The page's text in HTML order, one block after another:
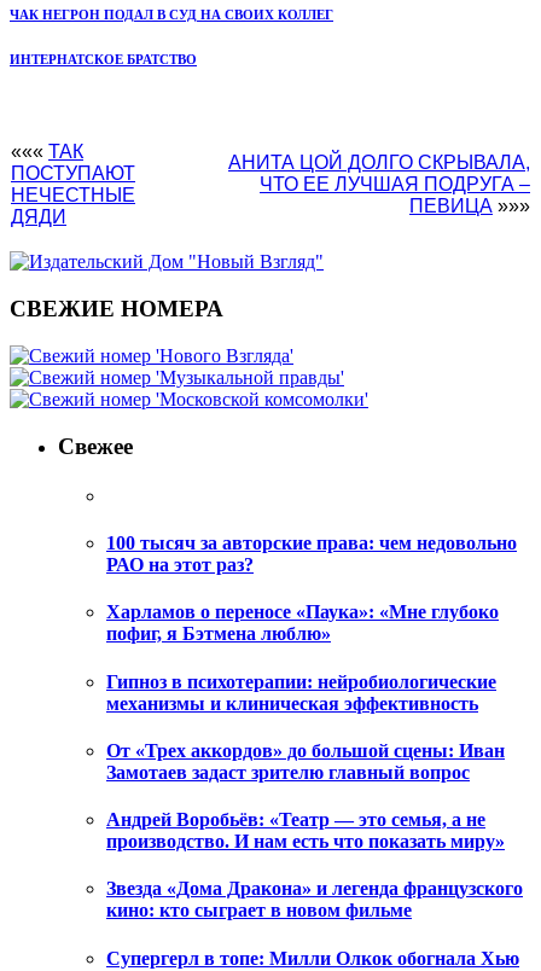
ЧАК НЕГРОН ПОДАЛ В СУД НА СВОИХ КОЛЛЕГ
ИНТЕРНАТСКОЕ БРАТСТВО
««« ТАК
ПОСТУПАЮТ
НЕЧЕСТНЫЕ
ДЯДИ
АНИТА ЦОЙ ДОЛГО СКРЫВАЛА,
ЧТО ЕЕ ЛУЧШАЯ ПОДРУГА –
ПЕВИЦА »»»
СВЕЖИЕ НОМЕРА
Свежее
100 тысяч за авторские права: чем недовольно
РАО на этот раз?
Харламов о переносе «Паука»: «Мне глубоко
пофиг, я Бэтмена люблю»
Гипноз в психотерапии: нейробиологические
механизмы и клиническая эффективность
От «Трех аккордов» до большой сцены: Иван
Замотаев задаст зрителю главный вопрос
Андрей Воробьёв: «Театр — это семья, а не
производство. И нам есть что показать миру»
Звезда «Дома Дракона» и легенда французского
кино: кто сыграет в новом фильме
Супергерл в топе: Милли Олкок обогнала Хью